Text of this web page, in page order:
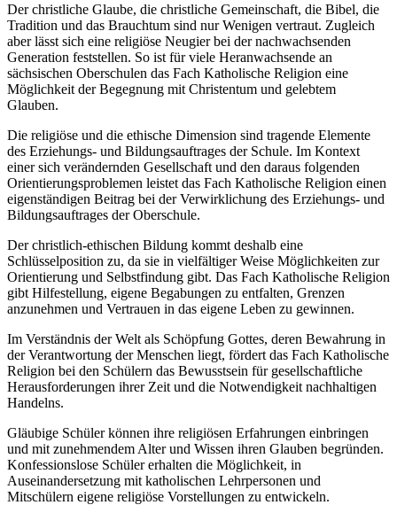
Der christliche Glaube, die christliche Gemeinschaft, die Bibel, die
Tradition und das Brauchtum sind nur Wenigen vertraut. Zugleich
aber lässt sich eine religiöse Neugier bei der nachwachsenden
Generation feststellen. So ist für viele Heranwachsende an
sächsischen Oberschulen das Fach Katholische Religion eine
Möglichkeit der Begegnung mit Christentum und gelebtem
Glauben.
Die religiöse und die ethische Dimension sind tragende Elemente
des Erziehungs- und Bildungsauftrages der Schule. Im Kontext
einer sich verändernden Gesellschaft und den daraus folgenden
Orientierungsproblemen leistet das Fach Katholische Religion einen
eigenständigen Beitrag bei der Verwirklichung des Erziehungs- und
Bildungsauftrages der Oberschule.
Der christlich-ethischen Bildung kommt deshalb eine
Schlüsselposition zu, da sie in vielfältiger Weise Möglichkeiten zur
Orientierung und Selbstfindung gibt. Das Fach Katholische Religion
gibt Hilfestellung, eigene Begabungen zu entfalten, Grenzen
anzunehmen und Vertrauen in das eigene Leben zu gewinnen.
Im Verständnis der Welt als Schöpfung Gottes, deren Bewahrung in
der Verantwortung der Menschen liegt, fördert das Fach Katholische
Religion bei den Schülern das Bewusstsein für gesellschaftliche
Herausforderungen ihrer Zeit und die Notwendigkeit nachhaltigen
Handelns.
Gläubige Schüler können ihre religiösen Erfahrungen einbringen
und mit zunehmendem Alter und Wissen ihren Glauben begründen.
Konfessionslose Schüler erhalten die Möglichkeit, in
Auseinandersetzung mit katholischen Lehrpersonen und
Mitschülern eigene religiöse Vorstellungen zu entwickeln.